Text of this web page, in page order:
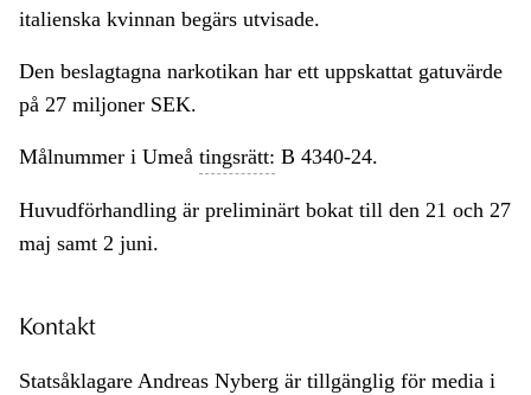
italienska kvinnan begärs utvisade.
Den beslagtagna narkotikan har ett uppskattat gatuvärde
på 27 miljoner SEK.
Målnummer i Umeå tingsrätt: B 4340-24.
Huvudförhandling är preliminärt bokat till den 21 och 27
maj samt 2 juni.
Kontakt
Statsåklagare Andreas Nyberg är tillgänglig för media i